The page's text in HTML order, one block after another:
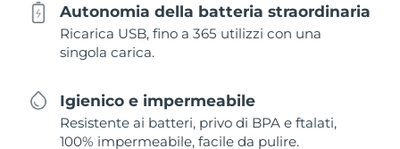
Autonomia della batteria straordinaria
Ricarica USB, fino a 365 utilizzi con una
singola carica.
Igienico e impermeabile
Resistente ai batteri, privo di BPA e ftalati,
100% impermeabile, facile da pulire.